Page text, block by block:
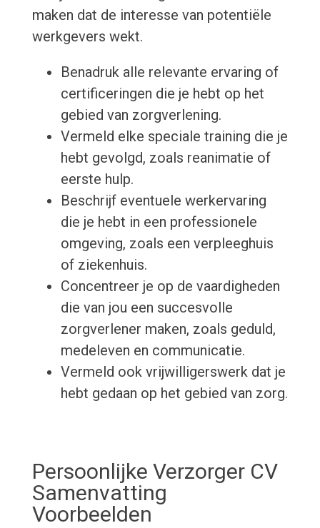
maken dat de interesse van potentiële
werkgevers wekt.
Benadruk alle relevante ervaring of
certificeringen die je hebt op het
gebied van zorgverlening.
Vermeld elke speciale training die je
hebt gevolgd, zoals reanimatie of
eerste hulp.
Beschrijf eventuele werkervaring
die je hebt in een professionele
omgeving, zoals een verpleeghuis
of ziekenhuis.
Concentreer je op de vaardigheden
die van jou een succesvolle
zorgverlener maken, zoals geduld,
medeleven en communicatie.
Vermeld ook vrijwilligerswerk dat je
hebt gedaan op het gebied van zorg.
Persoonlijke Verzorger CV
Samenvatting
Voorbeelden